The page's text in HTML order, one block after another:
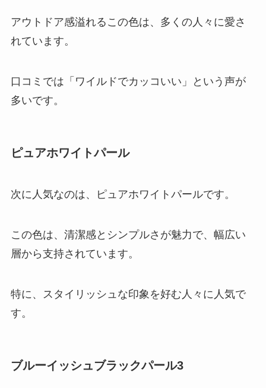
アウトドア感溢れるこの色は、多くの人々に愛さ
れています。
口コミでは「ワイルドでカッコいい」という声が
多いです。
ピュアホワイトパール
次に人気なのは、ピュアホワイトパールです。
この色は、清潔感とシンプルさが魅力で、幅広い
層から支持されています。
特に、スタイリッシュな印象を好む人々に人気で
す。
ブルーイッシュブラックパール3